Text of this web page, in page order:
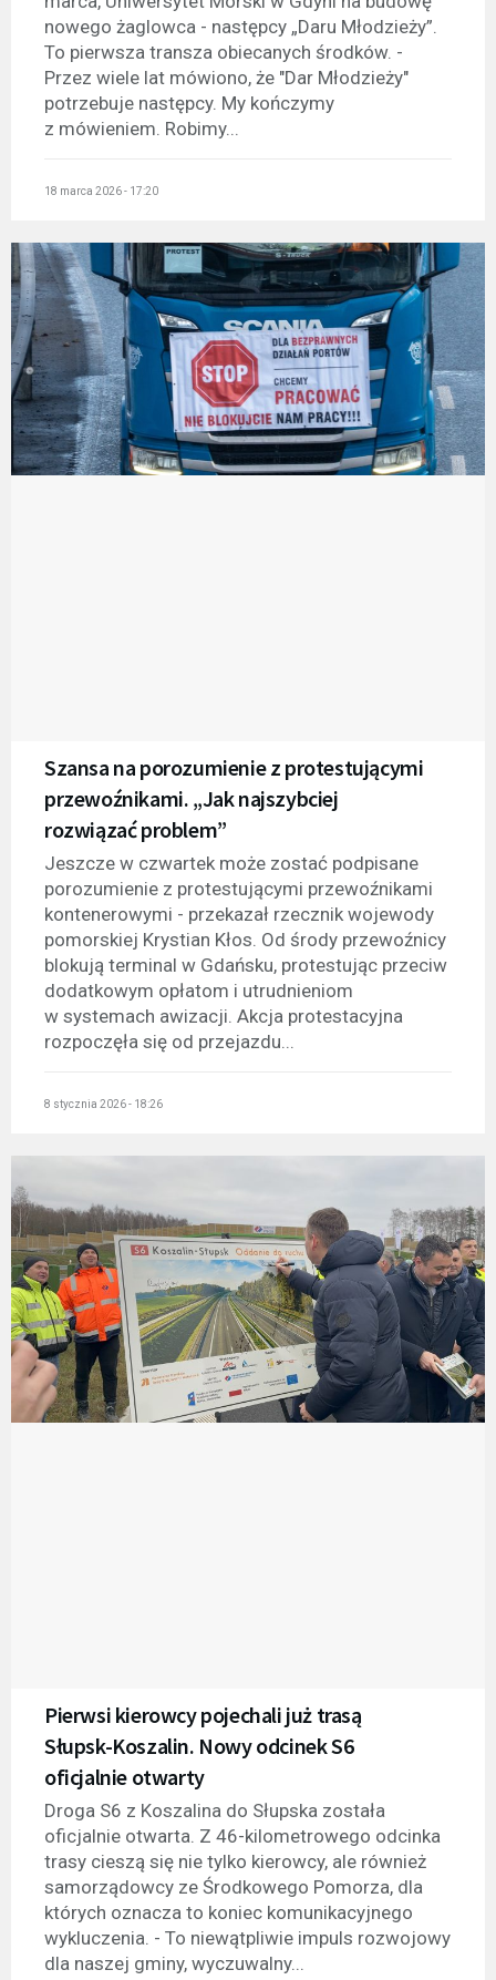
nowego żaglowca - następcy „Daru Młodzieży”.
To pierwsza transza obiecanych środków. -
Przez wiele lat mówiono, że "Dar Młodzieży"
potrzebuje następcy. My kończymy
z mówieniem. Robimy...
18 marca 2026 - 17:20
Szansa na porozumienie z protestującymi
przewoźnikami. „Jak najszybciej
rozwiązać problem”
Jeszcze w czwartek może zostać podpisane
porozumienie z protestującymi przewoźnikami
kontenerowymi - przekazał rzecznik wojewody
pomorskiej Krystian Kłos. Od środy przewoźnicy
blokują terminal w Gdańsku, protestując przeciw
dodatkowym opłatom i utrudnieniom
w systemach awizacji. Akcja protestacyjna
rozpoczęła się od przejazdu...
8 stycznia 2026 - 18:26
Pierwsi kierowcy pojechali już trasą
Słupsk-Koszalin. Nowy odcinek S6
oficjalnie otwarty
Droga S6 z Koszalina do Słupska została
oficjalnie otwarta. Z 46-kilometrowego odcinka
trasy cieszą się nie tylko kierowcy, ale również
samorządowcy ze Środkowego Pomorza, dla
których oznacza to koniec komunikacyjnego
wykluczenia. - To niewątpliwie impuls rozwojowy
dla naszej gminy, wyczuwalny...